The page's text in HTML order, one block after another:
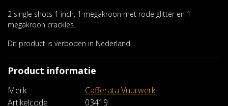
2 single shots 1 inch, 1 megakroon met rode glitter en 1
megakroon crackles.
Dit product is verboden in Nederland.
Product informatie
Merk
Cafferata Vuurwerk
Artikelcode
03419